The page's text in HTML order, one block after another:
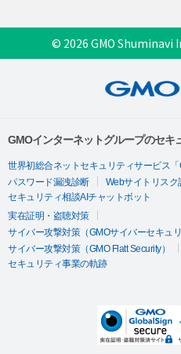
© 2026 GMO Shuminavi